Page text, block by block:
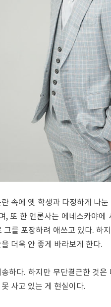
속에 옛 학생과 다정하게 나
, 또 한 언론사는 에네스카야에
그를 포장하려 애쓰고 있다. 하
더욱 안 좋게 바라보게 한다.
하다. 하지만 무단결근한 것
사고 있는 게 현실이다.